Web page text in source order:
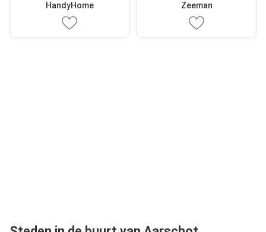
HandyHome Zeeman